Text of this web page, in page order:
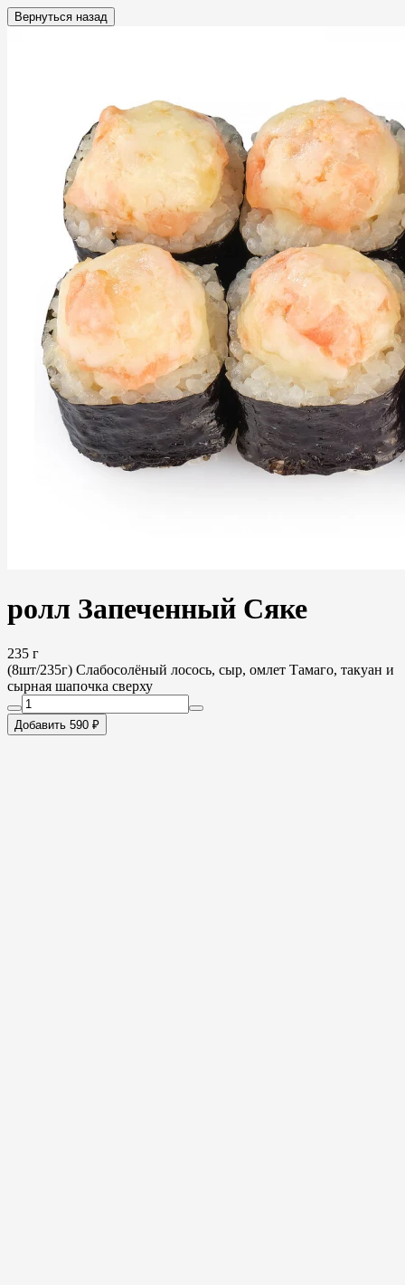
Вернуться назад
ролл Запеченный Сяке
235 г
(8шт/235г) Слабосолёный лосось, сыр, омлет Тамаго, такуан и
сырная шапочка сверху
Добавить 590 ₽